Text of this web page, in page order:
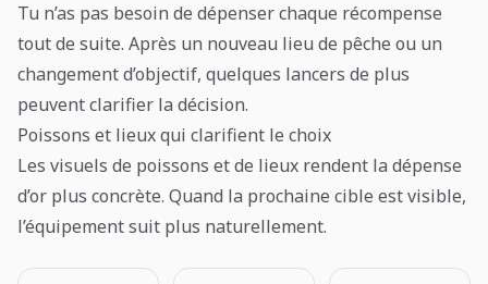
Tu n’as pas besoin de dépenser chaque récompense
tout de suite. Après un nouveau lieu de pêche ou un
changement d’objectif, quelques lancers de plus
peuvent clarifier la décision.
Poissons et lieux qui clarifient le choix
Les visuels de poissons et de lieux rendent la dépense
d’or plus concrète. Quand la prochaine cible est visible,
l’équipement suit plus naturellement.